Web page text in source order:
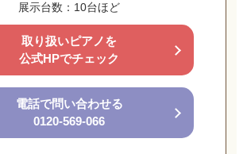
展示台数：10台ほど
取り扱いピアノを
公式HPでチェック
電話で問い合わせる
0120-569-066